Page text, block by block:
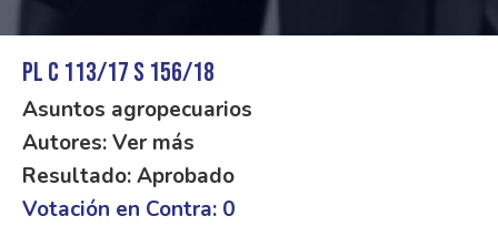
PL C 113/17 S 156/18
Asuntos agropecuarios
Autores: Ver más
Resultado: Aprobado
Votación en Contra: 0